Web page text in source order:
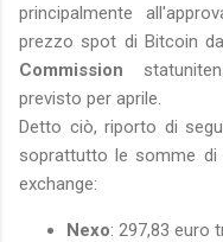
principalmente
prezzo spot di Bitcoin
Commission
previsto per aprile.
Detto ciò, riporto di
soprattutto le somme
exchange:
Nexo: 297,83 euro